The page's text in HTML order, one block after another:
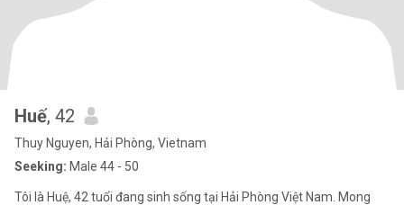
Huế, 42
Thuy Nguyen, Hải Phòng, Vietnam
Seeking: Male 44 - 50
Tôi là Huệ, 42 tuổi đang sinh sống tại Hải Phòng Việt Nam. Mong